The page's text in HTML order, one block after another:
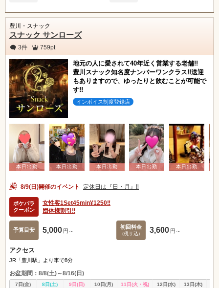
豊川・スナック
スナック サンローズ
3件 759pt
地元の人に愛されて40年近く営業する老舗!!
豊川スナック知名度ナンバーワンクラス!!送迎
もありますので、ゆったりと飲むことが可能で
す!!
インボイス制度登録店
8/9(日)開催のイベント 定休日は『日・月』‼️
ポケパラ
クーポン
女性客1Set45min¥1250‼️
団体様割引‼️
予算目安 5,000 円～
初回料金
(税サ込) 3,600 円～
アクセス
JR「豊川駅」より車で8分
お盆期間：8/8(土)～8/16(日)
7日(金) 8日(土) 9日(日) 10日(月) 11日(火・祝) 12日(水) 13日(木)